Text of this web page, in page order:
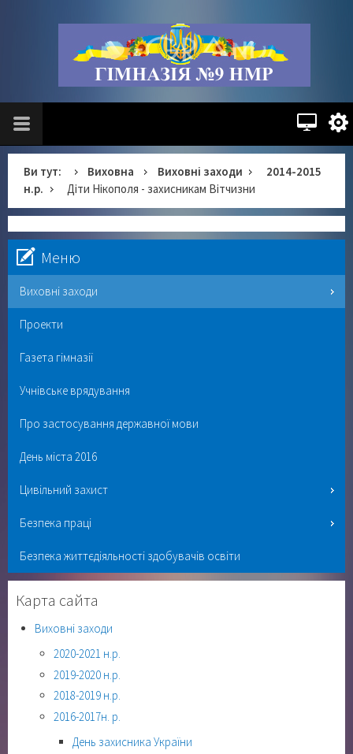
Ви тут: Виховна Виховні заходи
2014-2015
н.р.
Діти Нікополя - захисникам Вітчизни
Меню
Виховні заходи
Проекти
Газета гімназії
Учнівське врядування
Про застосування державної мови
День міста 2016
Цивільний захист
Безпека праці
Безпека життєдіяльності здобувачів освіти
Карта сайта
Виховні заходи
2020-2021 н.р.
2019-2020 н.р.
2018-2019 н.р.
2016-2017н. р.
День захисника України